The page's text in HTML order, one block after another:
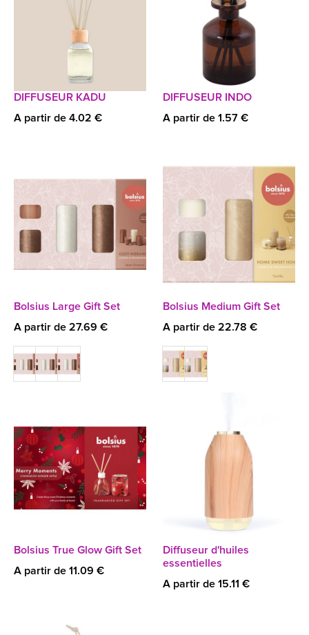
DIFFUSEUR KADU
A partir de 4.02 €
DIFFUSEUR INDO
A partir de 1.57 €
Bolsius Large Gift Set
A partir de 27.69 €
Bolsius Medium Gift Set
A partir de 22.78 €
Bolsius True Glow Gift Set
A partir de 11.09 €
Diffuseur d'huiles
essentielles
A partir de 15.11 €